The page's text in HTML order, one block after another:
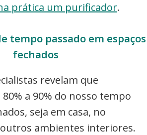
prática um purificador.
tempo passado em espaços
fechados
revelam que
a 90% do nosso tempo
seja em casa, no
ambientes interiores.